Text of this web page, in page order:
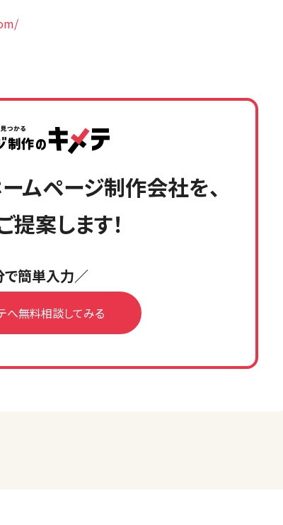
ムページ制作会社を、
提案します！
簡単入力／
へ無料相談してみる